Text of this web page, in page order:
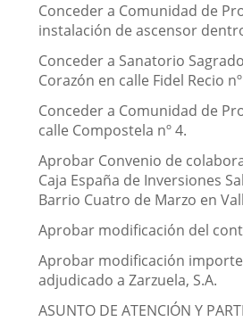
Conceder a Comunidad de
instalación de ascensor
Conceder a Sanatorio
Corazón en calle Fidel Recio
Conceder a Comunidad de
calle Compostela nº 4.
Aprobar Convenio de
Caja España de Inversiones
Barrio Cuatro de Marzo en
Aprobar modificación del
Aprobar modificación
adjudicado a Zarzuela, S.A.
ASUNTO DE ATENCIÓN Y